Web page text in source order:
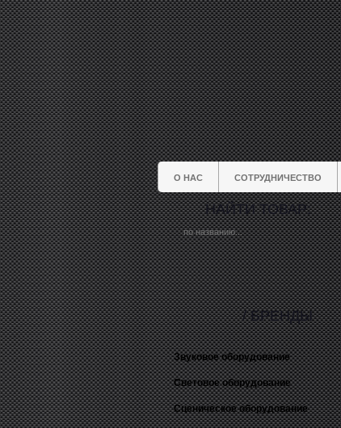
О НАС СОТРУДНИЧЕСТВО
НАЙТИ ТОВАР:
Звуковое оборудование
Световое оборудование
Сценическое оборудование
/ БРЕНДЫ